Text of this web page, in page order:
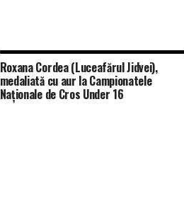
Roxana Cordea (Luceafărul Jidvei),
medaliată cu aur la Campionatele
Naționale de Cros Under 16